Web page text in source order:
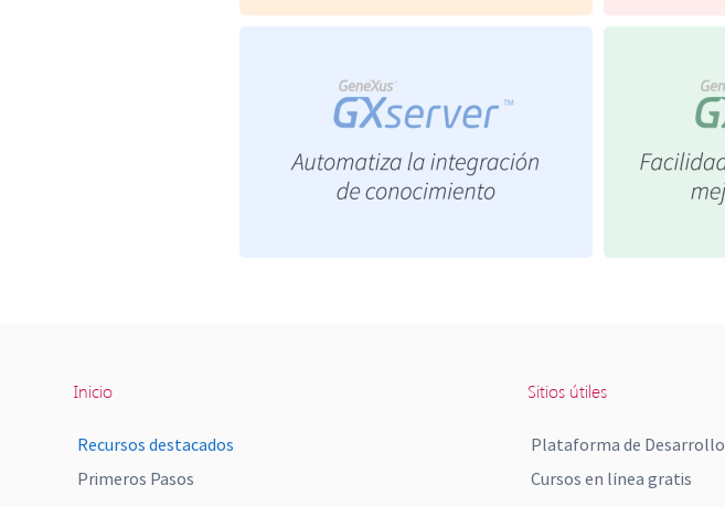
Inicio
Recursos destacados
Primeros Pasos
Sitios útiles
Plataforma de Desarrollo
Cursos en línea gratis